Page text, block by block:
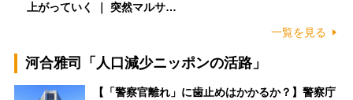
上がっていく ｜ 突然マルサ…
一覧を見る
河合雅司「人口減少ニッポンの活路」
【「警察官離れ」に歯止めはかかるか？】警察庁